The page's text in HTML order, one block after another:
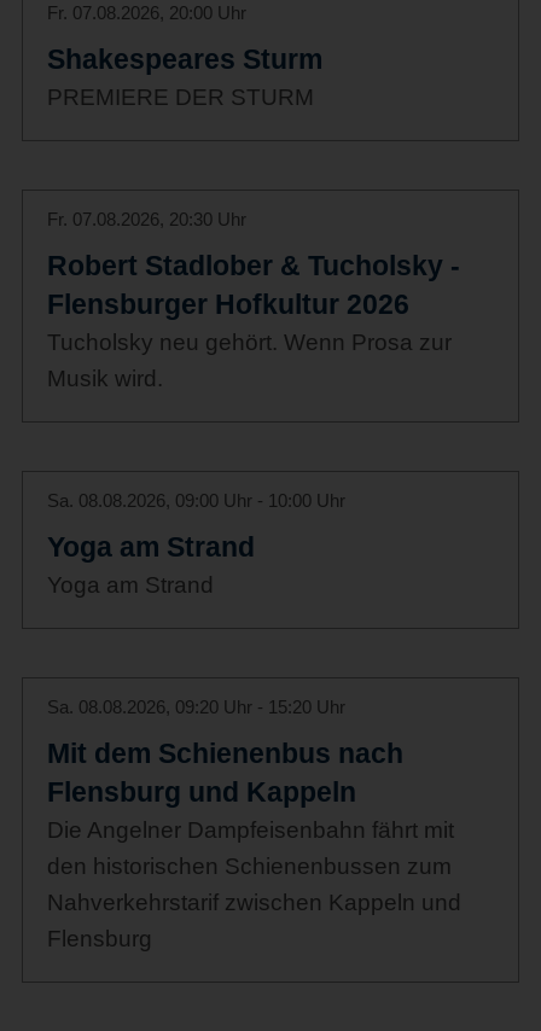
Fr. 07.08.2026, 20:00 Uhr
Shakespeares Sturm
PREMIERE DER STURM
Fr. 07.08.2026, 20:30 Uhr
Robert Stadlober & Tucholsky -
Flensburger Hofkultur 2026
Tucholsky neu gehört. Wenn Prosa zur
Musik wird.
Sa. 08.08.2026, 09:00 Uhr - 10:00 Uhr
Yoga am Strand
Yoga am Strand
Sa. 08.08.2026, 09:20 Uhr - 15:20 Uhr
Mit dem Schienenbus nach
Flensburg und Kappeln
Die Angelner Dampfeisenbahn fährt mit
den historischen Schienenbussen zum
Nahverkehrstarif zwischen Kappeln und
Flensburg